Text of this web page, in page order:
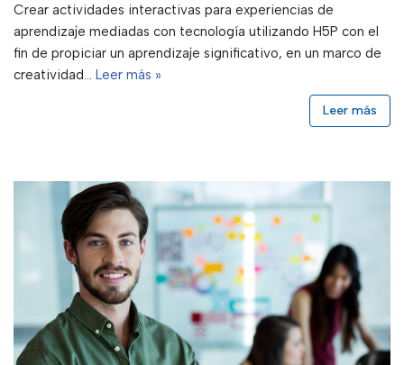
Crear actividades interactivas para experiencias de
aprendizaje mediadas con tecnología utilizando H5P con el
fin de propiciar un aprendizaje significativo, en un marco de
creatividad… Leer más »
Leer más